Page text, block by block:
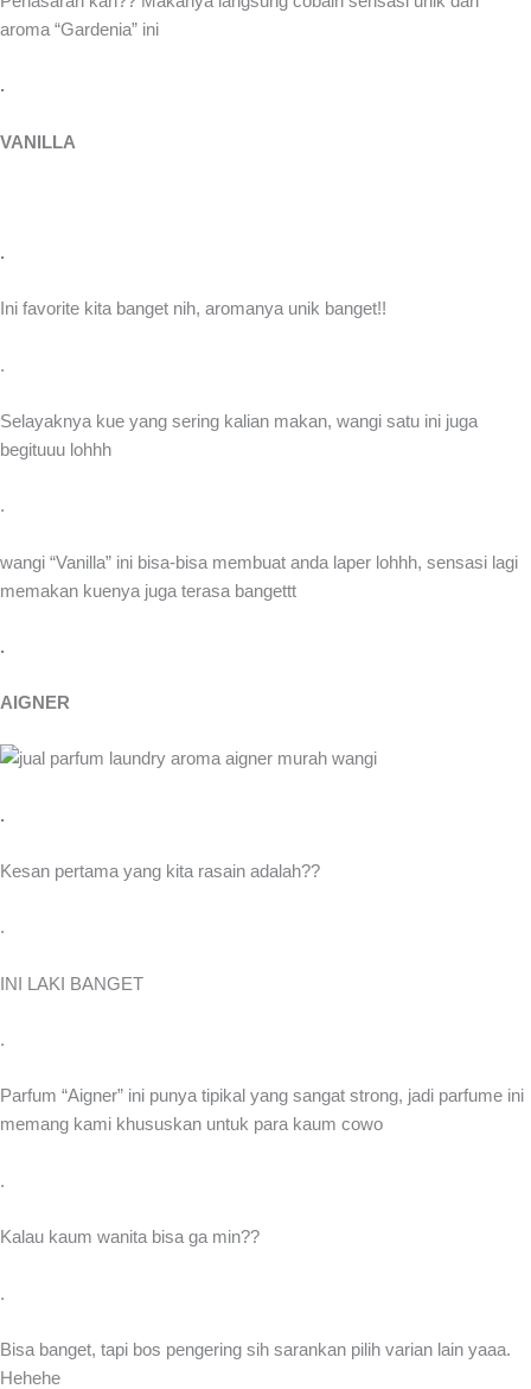
aroma “Gardenia” ini
.
VANILLA
.
Ini favorite kita banget nih, aromanya unik banget!!
.
Selayaknya kue yang sering kalian makan, wangi satu ini juga
begituuu lohhh
.
wangi “Vanilla” ini bisa-bisa membuat anda laper lohhh, sensasi lagi
memakan kuenya juga terasa bangettt
.
AIGNER
.
Kesan pertama yang kita rasain adalah??
.
INI LAKI BANGET
.
Parfum “Aigner” ini punya tipikal yang sangat strong, jadi parfume ini
memang kami khususkan untuk para kaum cowo
.
Kalau kaum wanita bisa ga min??
.
Bisa banget, tapi bos pengering sih sarankan pilih varian lain yaaa.
Hehehe